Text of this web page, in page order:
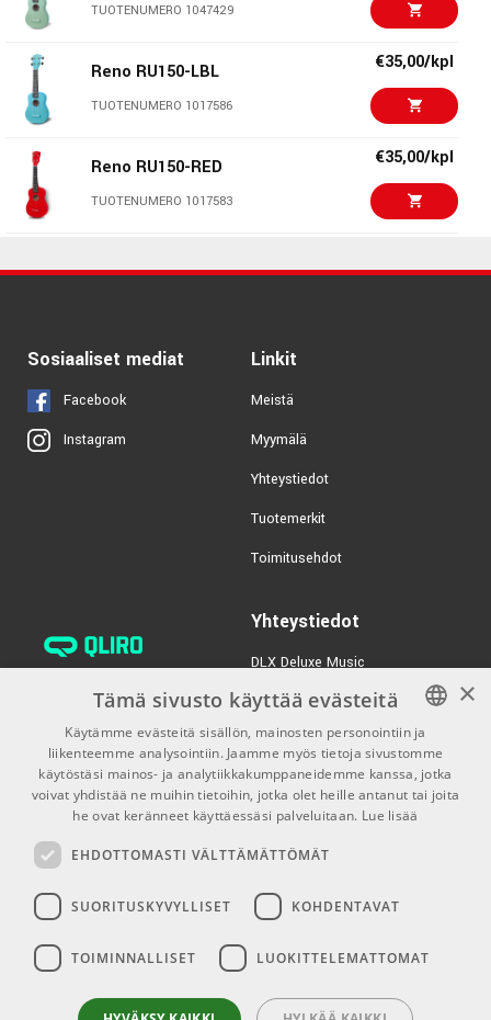
TUOTENUMERO 1011401
TUOTENUMERO 1047429
Reno RU150-LBL
TUOTENUMERO 1017586
€35,00/kpl
Reno RU150-RED
TUOTENUMERO 1017583
€35,00/kpl
Reno RU150-YEL
TUOTENUMERO 1017582
Reno RU150-BLK
Reno RU150-PNK
Sosiaaliset mediat
Facebook
Instagram
Linkit
Meistä
Myymälä
Yhteystiedot
Tuotemerkit
Toimitusehdot
Yhteystiedot
DLX Deluxe Music
verkkokaupan asiakaspalvelu:
tilaus@dlxmusic.fi
Puh: 0207 282240 (arkisin klo
13-17)
Puh: 0207 282250 (myymälä)
00580 Helsinki
Y-tunnus: 1983522-7
La 10-15
FINNISH
FINNISH
×
Tämä sivusto käyttää evästeitä
Käytämme evästeitä sisällön, mainosten personointiin ja
liikenteemme analysointiin. Jaamme myös tietoja sivustomme
käytöstäsi mainos- ja analytiikkakumppaneidemme kanssa, jotka
voivat yhdistää ne muihin tietoihin, jotka olet heille antanut tai joita
he ovat keränneet käyttäessäsi palveluitaan. Lue lisää
EHDOTTOMASTI VÄLTTÄMÄTTÖMÄT
SUORITUSKYVYLLISET KOHDENTAVAT
TOIMINNALLISET LUOKITTELEMATTOMAT